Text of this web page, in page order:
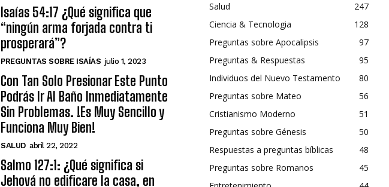
Isaías 54:17 ¿Qué significa que
“ningún arma forjada contra ti
prosperará”?
PREGUNTAS SOBRE ISAÍAS julio 1, 2023
Con Tan Solo Presionar Este Punto
Podrás Ir Al Baño Inmediatamente
Sin Problemas. !Es Muy Sencillo y
Funciona Muy Bien!
SALUD abril 22, 2022
Salmo 127:1: ¿Qué significa si
Jehová no edificare la casa, en
Salud
247
Ciencia & Tecnologia
128
Preguntas sobre Apocalipsis
97
Preguntas & Respuestas
95
Individuos del Nuevo Testamento
80
Preguntas sobre Mateo
56
Cristianismo Moderno
51
Preguntas sobre Génesis
50
Respuestas a preguntas bíblicas
48
Preguntas sobre Romanos
45